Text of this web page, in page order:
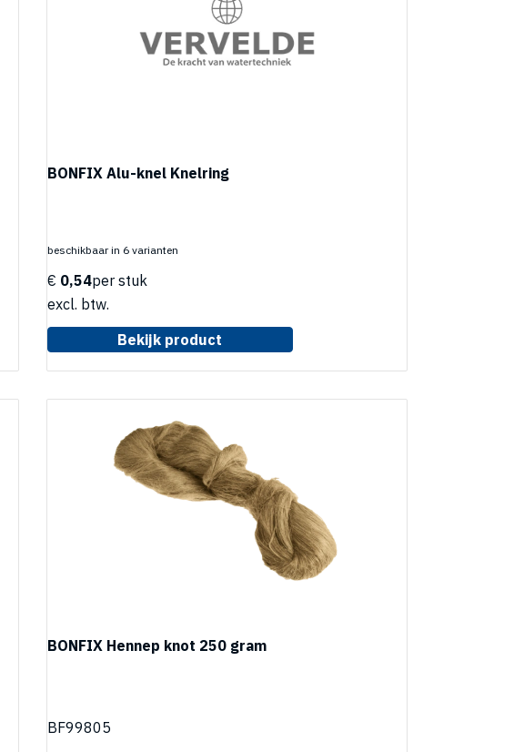
BONFIX Alu-knel Knelring
beschikbaar in 6 varianten
€ 0,54per stuk
excl. btw.
Bekijk product
BONFIX Hennep knot 250 gram
BF99805